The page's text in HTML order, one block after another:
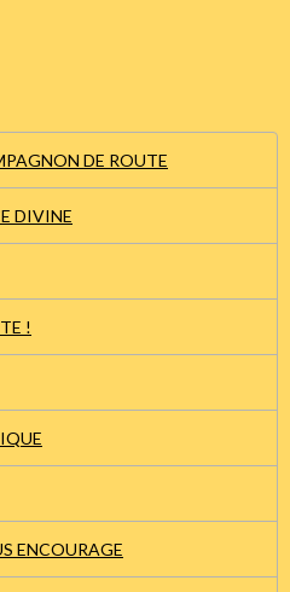
DE ROUTE
DIVINE
!
ENCOURAGE